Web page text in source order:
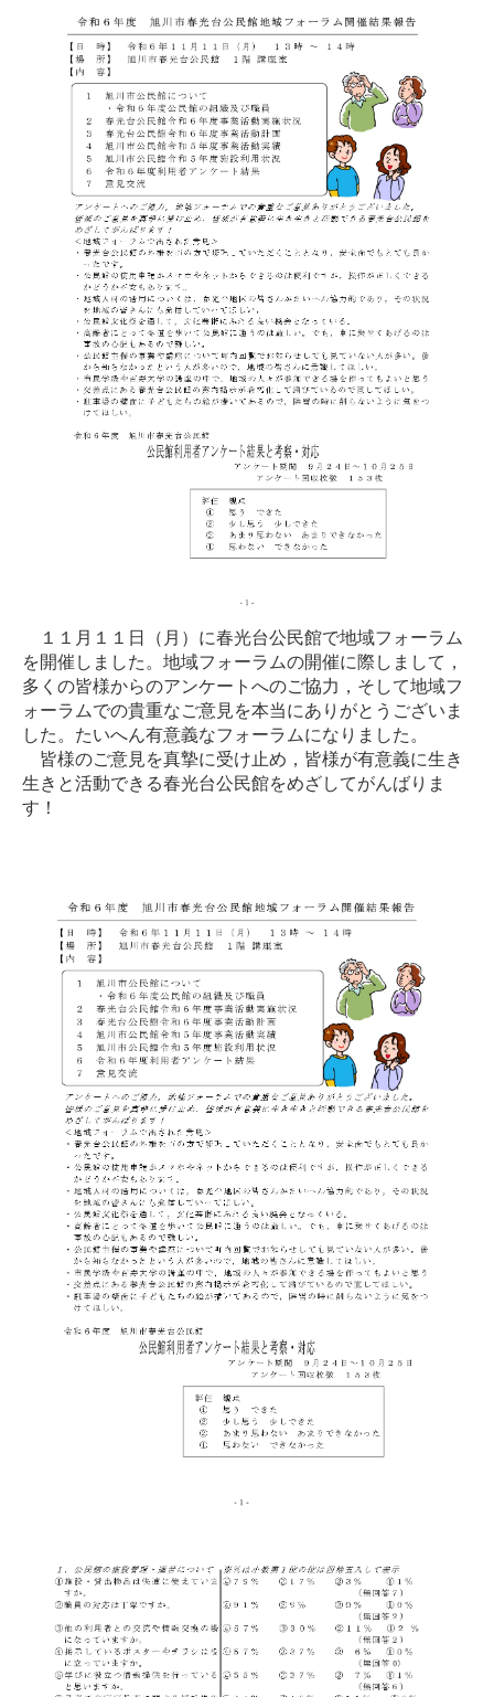
１１月１１日（月）に春光台公民館で地域フォーラム
を開催しました。地域フォーラムの開催に際しまして，
多くの皆様からのアンケートへのご協力，そして地域フ
ォーラムでの貴重なご意見を本当にありがとうございま
した。たいへん有意義なフォーラムになりました。
皆様のご意見を真摯に受け止め，皆様が有意義に生き
生きと活動できる春光台公民館をめざしてがんばりま
す！